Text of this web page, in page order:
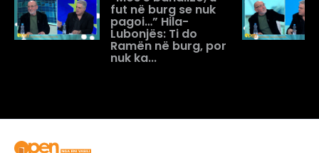
fut në burg se nuk
pagoi…” Hila-
Lubonjës: Ti do
Ramën në burg, por
nuk ka...